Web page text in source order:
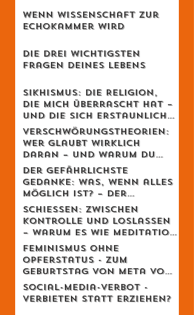
Wenn Wissenschaft zur
Echokammer wird
Die drei wichtigsten
Fragen deines Lebens
Sikhismus: Die Religion,
die mich überrascht hat –
und die sich erstaunlich
schweizerisch anfühlt
Verschwörungstheorien:
Wer glaubt wirklich
daran – und warum du
dich dabei wahrscheinlich
irrst
Der gefährlichste
Gedanke: Was, wenn alles
möglich ist? – Der
Schweizer Tom Clancy im
Gespräch
Schiessen: Zwischen
Kontrolle und Loslassen
– warum es wie Meditation
wirkt
Feminismus ohne
Opferstatus - Zum
Geburtstag von Meta von
Salis
Social-Media-Verbot -
Verbieten statt erziehen?